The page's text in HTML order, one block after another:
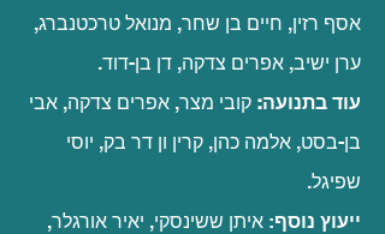
אסף רזין, חיים בן שחר, מנואל טרכטנברג,
ערן ישיב, אפרים צדקה, דן בן-דוד.
עוד בתנועה: קובי מצר, אפרים צדקה, אבי
בן-בסט, אלמה כהן, קרין ון דר בק, יוסי
שפיגל.
ייעוץ נוסף: איתן ששינסקי, יאיר אורגלר,